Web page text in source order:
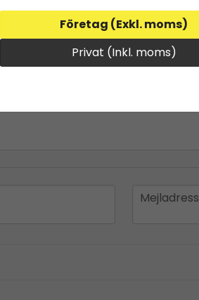
email
Mejladress
Företag (Exkl. moms)
Privat (Inkl. moms)